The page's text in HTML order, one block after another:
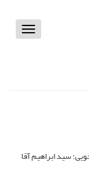
Toggle
سید ابراهیم آقا